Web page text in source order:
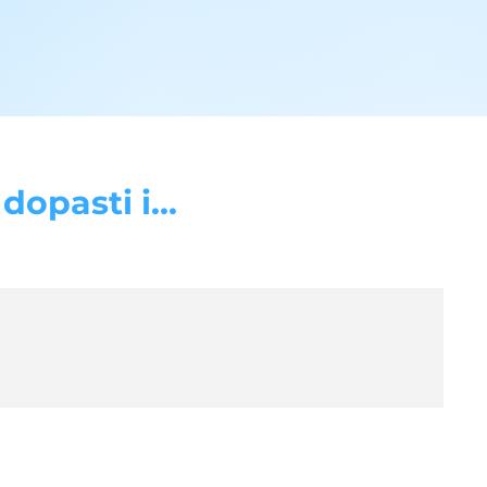
i...